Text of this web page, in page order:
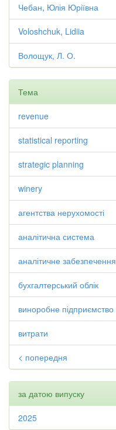
Чебан, Юлія Юріївна
Voloshchuk, Lidiia
Волощук, Л. О.
Тема
revenue
statistical reporting
strategic planning
winery
агентства нерухомості
аналітична система
аналітичне забезпечення
бухгалтерський облік
виноробне підприємство
витрати
< попередня
за датою випуску
2025